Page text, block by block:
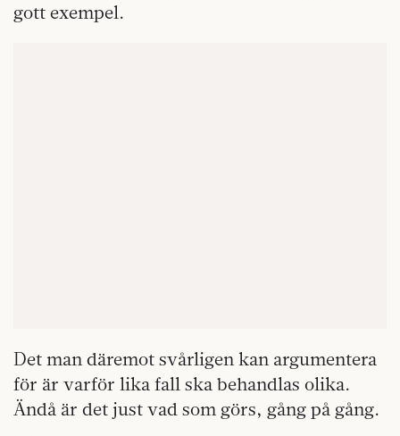
gott exempel.
Det man däremot svårligen kan argumentera
för är varför lika fall ska behandlas olika.
Ändå är det just vad som görs, gång på gång.